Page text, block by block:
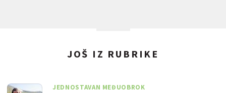
JOŠ IZ RUBRIKE
JEDNOSTAVAN MEĐUOBROK